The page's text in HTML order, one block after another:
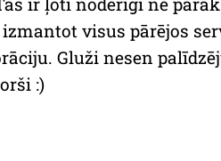
visus pārējos
Gluži nesen
:)